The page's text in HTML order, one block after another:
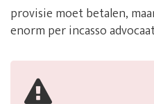
provisie moet betalen,
enorm per incasso